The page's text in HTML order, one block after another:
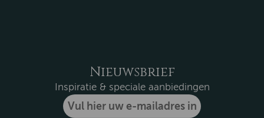
Nieuwsbrief
Inspiratie & speciale aanbiedingen